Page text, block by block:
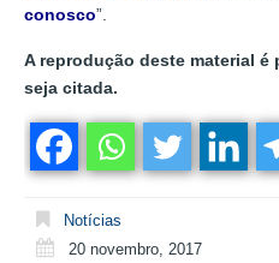
conosco”.
A reprodução deste material
seja citada.
Notícias
20 novembro, 2017